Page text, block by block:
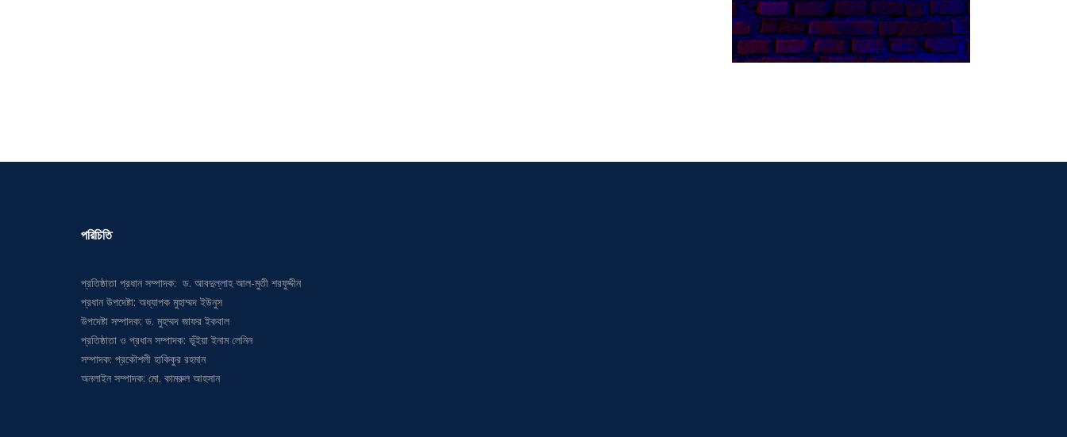
পরিচিতি
প্রতিষ্ঠাতা প্রধান সম্পাদক: ড. আবদুল্লাহ আল-মুতী শরফুদ্দীন
প্রধান উপদেষ্টা: অধ্যাপক মুহাম্মদ ইউনুস
উপদেষ্টা সম্পাদক: ড. মুহম্মদ জাফর ইকবাল
প্রতিষ্ঠাতা ও প্রধান সম্পাদক: ভূঁইয়া ইনাম লেনিন
সম্পাদক: প্রকৌশলী হাকিকুর রহমান
অনলাইন সম্পাদক: মো. কামরুল আহসান